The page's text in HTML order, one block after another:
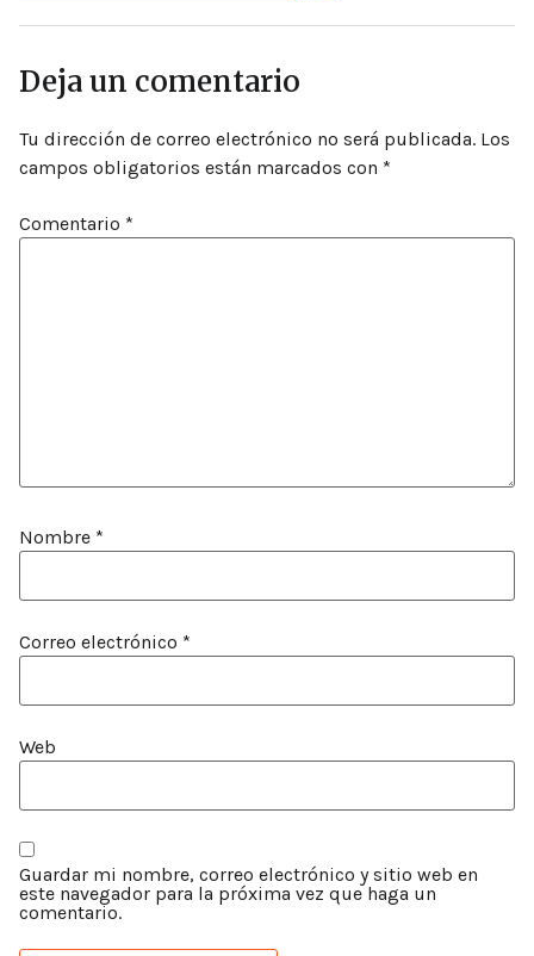
Deja un comentario
Tu dirección de correo electrónico no será publicada. Los
campos obligatorios están marcados con *
Comentario *
Nombre *
Correo electrónico *
Web
Guardar mi nombre, correo electrónico y sitio web en
este navegador para la próxima vez que haga un
comentario.